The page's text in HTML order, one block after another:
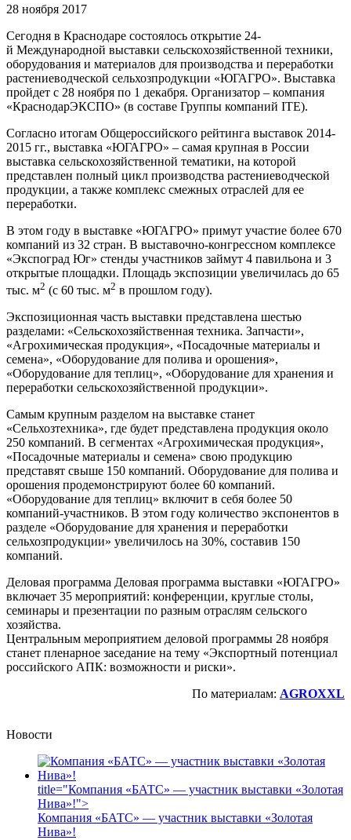
28 ноября 2017
Сегодня в Краснодаре состоялось открытие 24-
й Международной выставки сельскохозяйственной техники,
оборудования и материалов для производства и переработки
растениеводческой сельхозпродукции «ЮГАГРО». Выставка
пройдет с 28 ноября по 1 декабря. Организатор – компания
«КраснодарЭКСПО» (в составе Группы компаний ITE).
Согласно итогам Общероссийского рейтинга выставок 2014-
2015 гг., выставка «ЮГАГРО» – самая крупная в России
выставка сельскохозяйственной тематики, на которой
представлен полный цикл производства растениеводческой
продукции, а также комплекс смежных отраслей для ее
переработки.
В этом году в выставке «ЮГАГРО» примут участие более 670
компаний из 32 стран. В выставочно-конгрессном комплексе
«Экспоград Юг» стенды участников займут 4 павильона и 3
открытые площадки. Площадь экспозиции увеличилась до 65
тыс. м2 (с 60 тыс. м2 в прошлом году).
Экспозиционная часть выставки представлена шестью
разделами: «Сельскохозяйственная техника. Запчасти»,
«Агрохимическая продукция», «Посадочные материалы и
семена», «Оборудование для полива и орошения»,
«Оборудование для теплиц», «Оборудование для хранения и
переработки сельскохозяйственной продукции».
Самым крупным разделом на выставке станет
«Сельхозтехника», где будет представлена продукция около
250 компаний. В сегментах «Агрохимическая продукция»,
«Посадочные материалы и семена» свою продукцию
представят свыше 150 компаний. Оборудование для полива и
орошения продемонстрируют более 60 компаний.
«Оборудование для теплиц» включит в себя более 50
компаний-участников. В этом году количество экспонентов в
разделе «Оборудование для хранения и переработки
сельхозпродукции» увеличилось на 30%, составив 150
компаний.
Деловая программа Деловая программа выставки «ЮГАГРО»
включает 35 мероприятий: конференции, круглые столы,
семинары и презентации по разным отраслям сельского
хозяйства.
Центральным мероприятием деловой программы 28 ноября
станет пленарное заседание на тему «Экспортный потенциал
российского АПК: возможности и риски».
По материалам: AGROXXL
Новости
title="Компания «БАТС» — участник выставки «Золотая
Нива»!">
Компания «БАТС» — участник выставки «Золотая
Нива»!